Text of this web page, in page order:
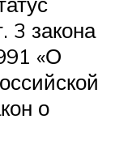
3 закона
«О
о